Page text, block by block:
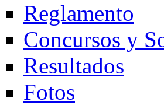
Reglamento
Concursos y
Resultados
Fotos